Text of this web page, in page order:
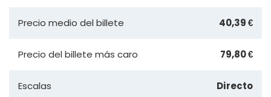
Precio medio del billete 40,39 €
Precio del billete más caro 79,80 €
Escalas Directo